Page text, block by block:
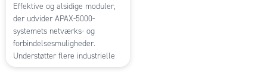
Effektive og alsidige moduler,
der udvider APAX-5000-
systemets netværks- og
forbindelsesmuligheder.
Understøtter flere industrielle
kommunikationsprotokoller